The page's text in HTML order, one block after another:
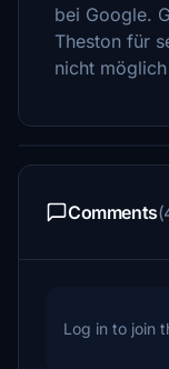
bei Google.
Theston für
nicht
Comments
Log in to join